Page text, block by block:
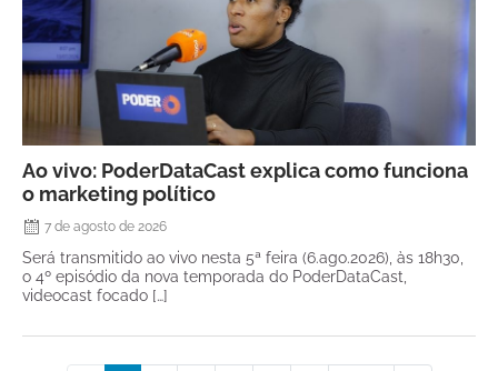
Ao vivo: PoderDataCast explica como funciona
o marketing político
7 de agosto de 2026
Será transmitido ao vivo nesta 5ª feira (6.ago.2026), às 18h30,
o 4º episódio da nova temporada do PoderDataCast,
videocast focado […]